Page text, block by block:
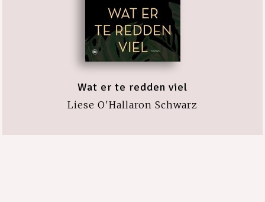
Wat er te redden viel
Liese O'Hallaron Schwarz